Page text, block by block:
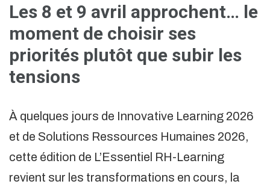
Les 8 et 9 avril approchent… le
moment de choisir ses
priorités plutôt que subir les
tensions
À quelques jours de Innovative Learning 2026
et de Solutions Ressources Humaines 2026,
cette édition de L’Essentiel RH-Learning
revient sur les transformations en cours, la